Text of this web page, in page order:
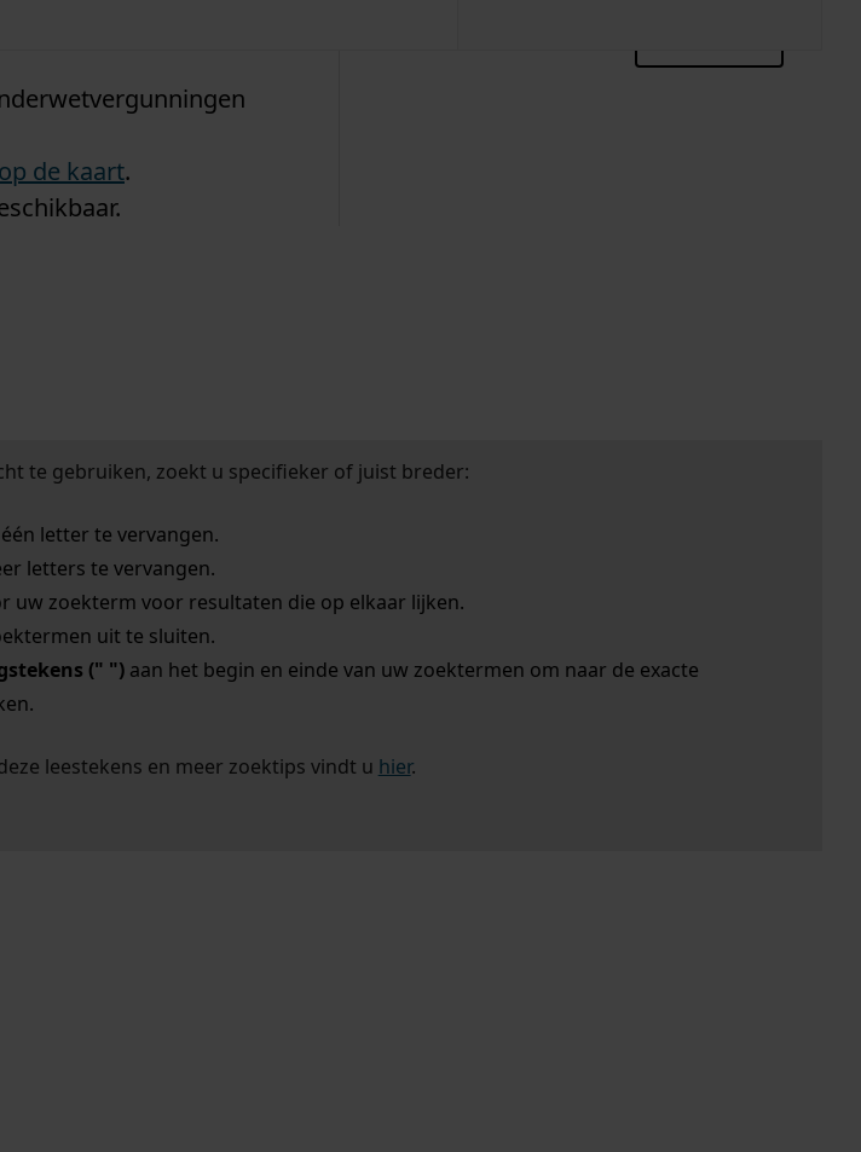
de kaart.
te gebruiken, zoekt u specifieker of juist breder:
letter te vervangen.
letters te vervangen.
uw zoekterm voor resultaten die op elkaar lijken.
uit te sluiten.
(" ")aan het begin en einde van uw zoektermen om naar de exacte
leestekens en meer zoektips vindt u hier.